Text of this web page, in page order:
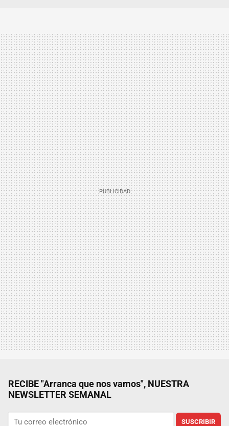
RECIBE "Arranca que nos vamos", NUESTRA
NEWSLETTER SEMANAL
SUSCRIBIR